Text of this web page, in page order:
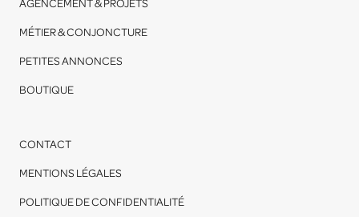
AGENCEMENT & PROJETS
MÉTIER & CONJONCTURE
PETITES ANNONCES
BOUTIQUE
CONTACT
MENTIONS LÉGALES
POLITIQUE DE CONFIDENTIALITÉ